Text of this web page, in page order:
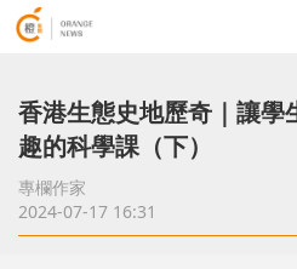
香港生態史地歷奇｜讓學
趣的科學課（下）
專欄作家
2024-07-17 16:31